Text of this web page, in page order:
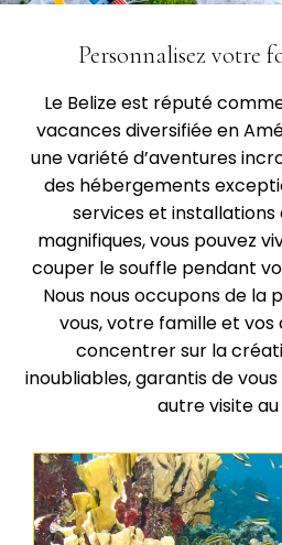
Personnalisez votre
Le Belize est réputé
vacances diversifiée en
une variété d’aventures
des hébergements
services et installations
magnifiques, vous pouvez
couper le souffle pendant
Nous nous occupons de la
vous, votre famille et vos
concentrer sur la
inoubliables, garantis de
autre visite au